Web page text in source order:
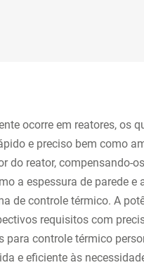
ocorre em reatores, os
e preciso bem como
reator,
a espessura de parede
controle térmico. A
requisitos com
controle térmico
e eficiente às